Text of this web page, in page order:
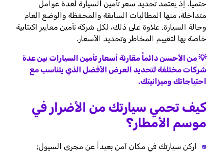
حتمياً. إذ يعتمد تحديد سعر تأمين السيارة لعدة عوامل
متداخلة، منها المطالبات السابقة والمحفظة والوضع العام
وحالة السيارة. علاوة على ذلك، لكل شركة تأمين معايير اكتتابية
خاصة بها لتقييم المخاطر وتحديد الأسعار.
💡 من الأحسن دائماً مقارنة أسعار تأمين السيارات بين عدة
شركات مختلفة لتحديد العرض الأفضل الذي يتناسب مع
احتياجاتك وميزانيتك.
كيف تحمي سيارتك من الأضرار في
موسم الأمطار؟
اركن سيارتك في مكان آمن بعيداً عن مجرى السيول;